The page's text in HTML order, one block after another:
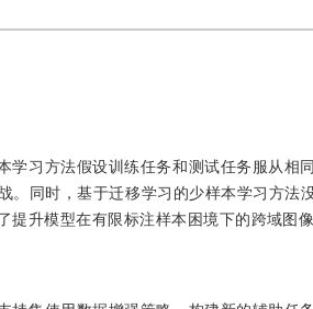
学习方法假设训练任务和测试任务服从
。同时，基于迁移学习的少样本学习方
提升模型在有限标注样本困境下的跨域